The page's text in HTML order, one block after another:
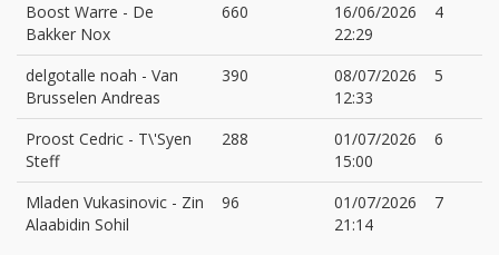
Boost Warre - De
Bakker Nox
660
16/06/2026
22:29
4
delgotalle noah - Van
Brusselen Andreas
390
08/07/2026
12:33
5
Proost Cedric - T\'Syen
Steff
288
01/07/2026
15:00
6
Mladen Vukasinovic - Zin
Alaabidin Sohil
96
01/07/2026
21:14
7